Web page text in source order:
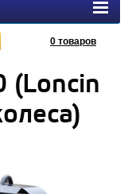
0 товаров
(Loncin